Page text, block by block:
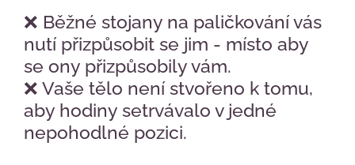
❌ Běžné stojany na paličkování vás
nutí přizpůsobit se jim - místo aby
se ony přizpůsobily vám.
❌ Vaše tělo není stvořeno k tomu,
aby hodiny setrvávalo v jedné
nepohodlné pozici.